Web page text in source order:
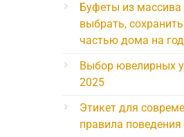
Буфеты из массива
выбрать,
частью дома на
Выбор ювелирных
2025
Этикет для
правила поведения